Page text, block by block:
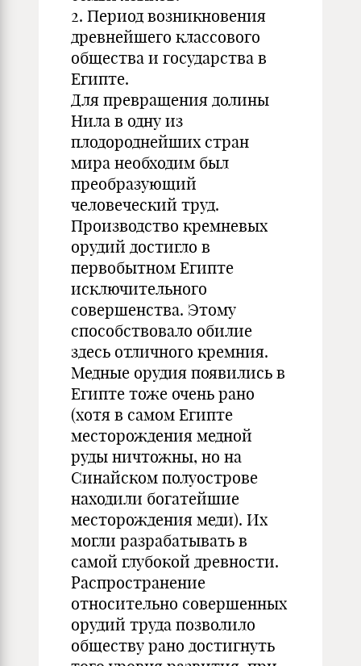
2. Период возникновения
древнейшего классового
общества и государства в
Египте.
Для превращения долины
Нила в одну из
плодороднейших стран
мира необходим был
преобразующий
человеческий труд.
Производство кремневых
орудий достигло в
первобытном Египте
исключительного
совершенства. Этому
способствовало обилие
здесь отличного кремния.
Медные орудия появились в
Египте тоже очень рано
(хотя в самом Египте
месторождения медной
руды ничтожны, но на
Синайском полуострове
находили богатейшие
месторождения меди). Их
могли разрабатывать в
самой глубокой древности.
Распространение
относительно совершенных
орудий труда позволило
обществу рано достигнуть